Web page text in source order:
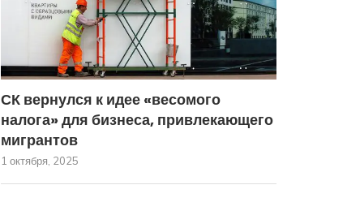
СК вернулся к идее «весомого
налога» для бизнеса, привлекающего
мигрантов
1 октября, 2025